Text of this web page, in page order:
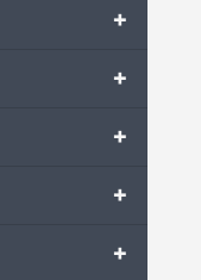
+
+
+
+
+